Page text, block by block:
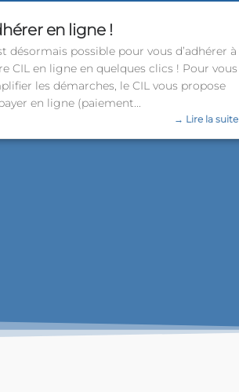
en ligne !
désormais possible pour vous d’adhérer à
CIL en ligne en quelques clics ! Pour vous
les démarches, le CIL vous propose
en ligne (paiement...
→ Lire la suite